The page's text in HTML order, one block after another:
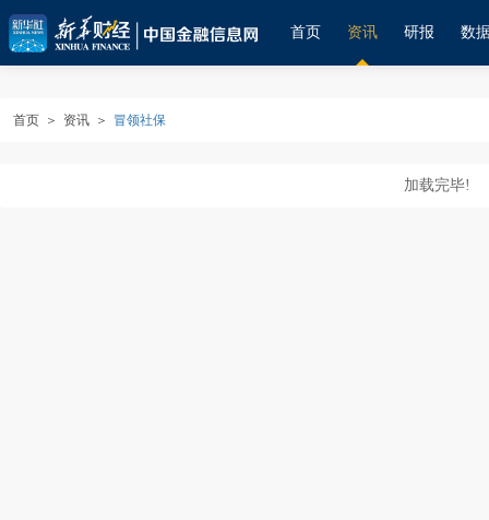
首页 资讯 研报 数
首页 ＞ 资讯 ＞ 冒领社保
加载完毕!